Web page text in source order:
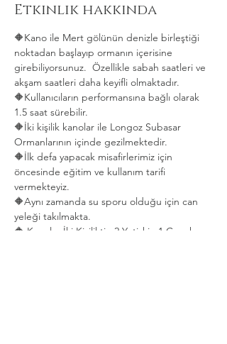
Etkinlik hakkında
🔶Kano ile Mert gölünün denizle birleştiği
noktadan başlayıp ormanın içerisine
girebiliyorsunuz.  Özellikle sabah saatleri ve
akşam saatleri daha keyifli olmaktadır.
🔶Kullanıcıların performansına bağlı olarak
1.5 saat sürebilir.
🔶İki kişilik kanolar ile Longoz Subasar
Ormanlarının içinde gezilmektedir.
🔶İlk defa yapacak misafirlerimiz için
öncesinde eğitim ve kullanım tarifi
vermekteyiz.
🔶Aynı zamanda su sporu olduğu için can
yeleği takılmakta.
🔶 Kanolar İki Kişiliktir. 2 Yetişkin 1 Çocuk